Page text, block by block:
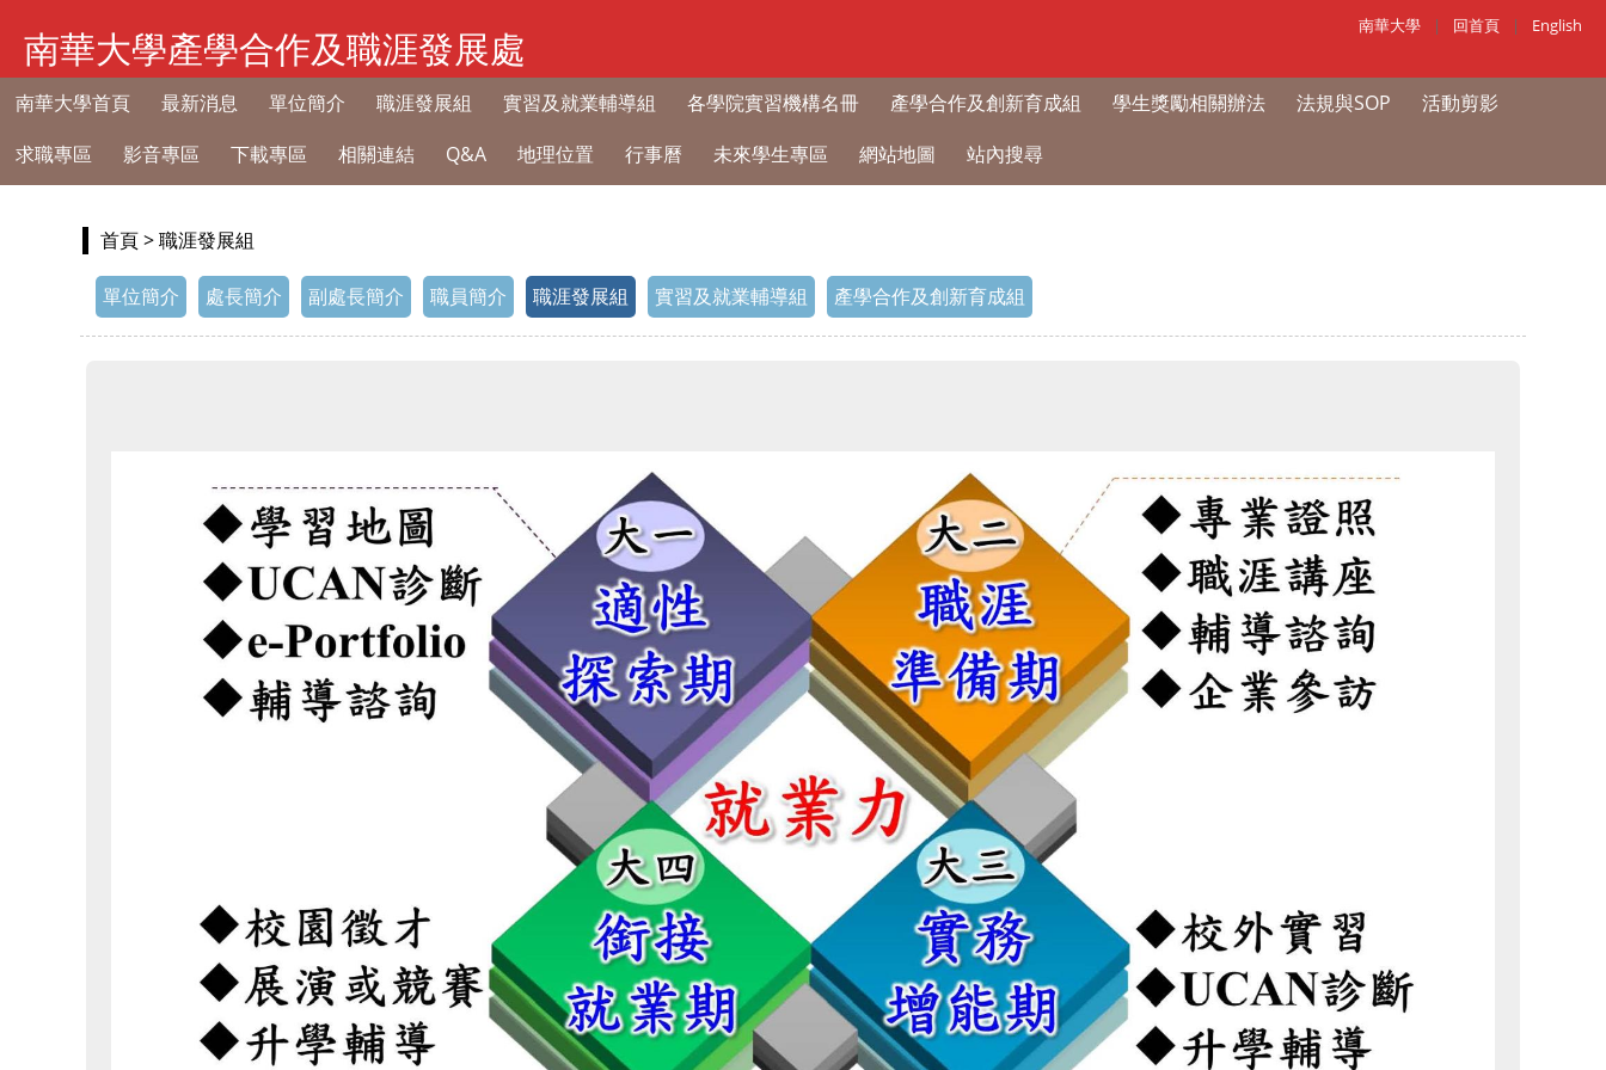
南華大學產學合作及職涯發展處
南華大學首頁 最新消息 單位簡介 職涯發展組 實習及就業輔導組 各學院實習機構名冊 產學合作及創新育成組 學生獎勵相關辦法 法規與SOP
活動剪影
求職專區
影音專區 下載專區 相關連結 Q&A 地理位置 行事曆 未來學生專區 網站地圖 站內搜尋
南華大學 | 回首頁 | English
首頁> 職涯發展組
單位簡介 處長簡介 副處長簡介 職員簡介 職涯發展組 實習及就業輔導組 產學合作及創新育成組